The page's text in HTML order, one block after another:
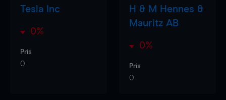
Tesla Inc
0%
Pris
0
H & M Hennes &
Mauritz AB
0%
Pris
0